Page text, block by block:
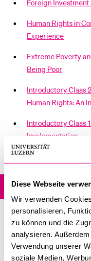
Diese Webseite
Wir verwenden
personalisieren,
zu können und die
analysieren.
Verwendung unserer
soziale Medien,
Courses 2014
Human Rights and
Implementing Human
Law through
Foreign
Human Rights in
Experience
Extreme Poverty
Being Poor
Introductory Class
Human Rights: An
Introductory Class
Implementation
Donors
Media
POPULAR CONTENT
Course catalogue
Library
Sports programme
Menu Canteen
Application and